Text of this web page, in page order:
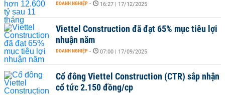
DOANH NGHIỆP - 16:27 | 17/12/2025
Viettel Construction đã đạt 65% mục tiêu lợi
nhuận năm
DOANH NGHIỆP - 07:00 | 17/09/2025
Cổ đông Viettel Construction (CTR) sắp nhận
cổ tức 2.150 đồng/cp